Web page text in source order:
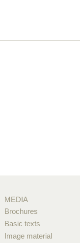
MEDIA
Brochures
Basic texts
Image material